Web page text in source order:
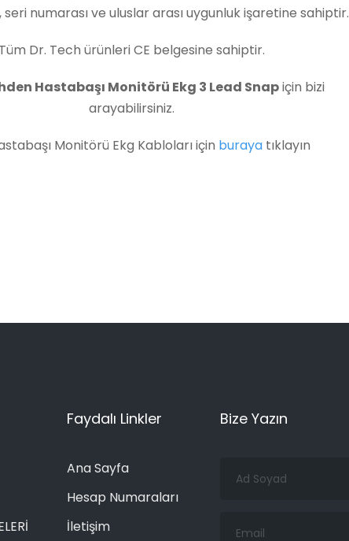
numarası ve uluslar arası uygunluk işaretine sahiptir.
Tüm Dr. Tech ürünleri CE belgesine sahiptir.
Hastabaşı Monitörü Ekg 3 Lead Snapiçin bizi
arayabilirsiniz.
Monitörü Ekg Kabloları için buraya tıklayın
Faydalı Linkler
Ana Sayfa
Hesap Numaraları
İletişim
Bize Yazın
Soyad